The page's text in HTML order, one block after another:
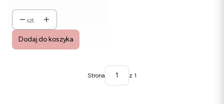
szt.
Dodaj do koszyka
Strona z 1